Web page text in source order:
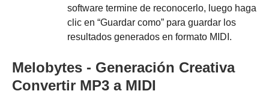
software termine de reconocerlo, luego haga
clic en “Guardar como” para guardar los
resultados generados en formato MIDI.
Melobytes - Generación Creativa
Convertir MP3 a MIDI